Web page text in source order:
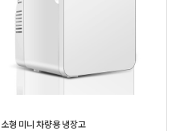
소형 미니 차량용 냉장고